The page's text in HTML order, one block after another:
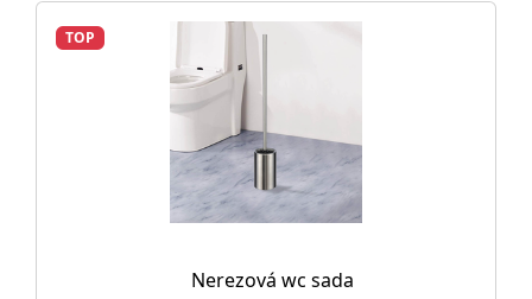
TOP
Nerezová wc sada